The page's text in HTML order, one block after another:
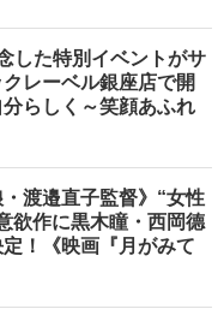
した特別イベントがサ
レーベル銀座店で開
らしく～笑顔あふれ
・渡邉直子監督》“女性
欲作に黒木瞳・西岡德
！《映画『月がみて